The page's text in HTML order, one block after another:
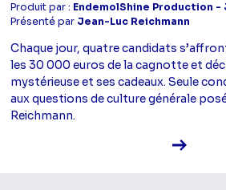
Produit par : EndemolShine Production -
Présenté par Jean-Luc Reichmann
Chaque jour, quatre candidats
les 30 000 euros de la cagnotte et
mystérieuse et ses cadeaux. Seule
aux questions de culture générale
Reichmann.
Voir la